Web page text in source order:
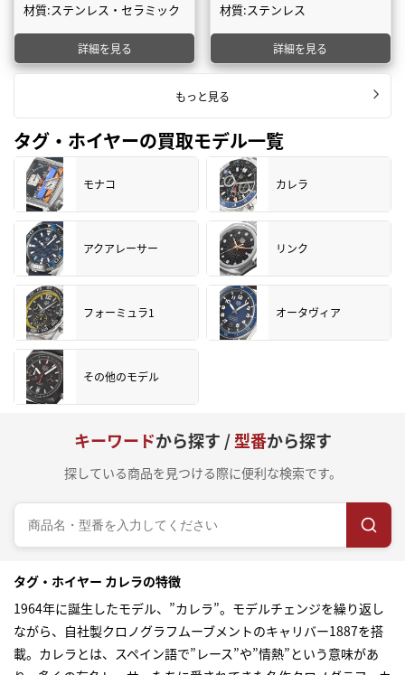
材質:ステンレス・セラミック
詳細を見る
材質:ステンレス
詳細を見る
もっと見る
タグ・ホイヤーの買取モデル一覧
モナコ カレラ
アクアレーサー リンク
フォーミュラ1 オータヴィア
その他のモデル
キーワードから探す /型番から探す
探している商品を見つける際に便利な検索です。
タグ・ホイヤー カレラの特徴
1964年に誕生したモデル、”カレラ”。モデルチェンジを繰り返し
ながら、自社製クロノグラフムーブメントのキャリバー1887を搭
載。カレラとは、スペイン語で”レース”や”情熱”という意味があ